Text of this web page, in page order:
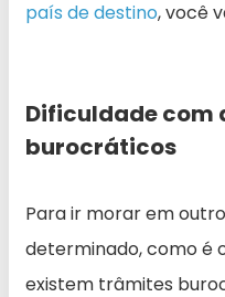
país de destino, você
Dificuldade com
burocráticos
Para ir morar em
determinado, como é
existem trâmites